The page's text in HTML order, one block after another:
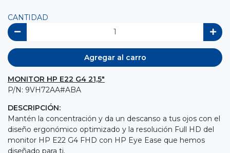
CANTIDAD
Agregar al carro
MONITOR HP E22 G4 21,5"
P/N: 9VH72AA#ABA
DESCRIPCIÓN:
Mantén la concentración y da un descanso a tus ojos con el
diseño ergonómico optimizado y la resolución Full HD del
monitor HP E22 G4 FHD con HP Eye Ease que hemos
diseñado para ti.